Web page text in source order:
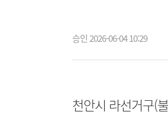
승인 2026-06-04 10:29
천안시 라선거구(